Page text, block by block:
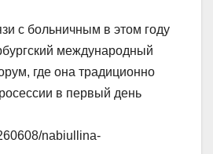
с больничным в этом году
международный
где она традиционно
в первый день
nabiullina-